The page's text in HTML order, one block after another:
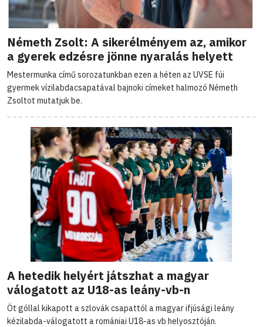
Németh Zsolt: A sikerélményem az, amikor
a gyerek edzésre jönne nyaralás helyett
Mestermunka című sorozatunkban ezen a héten az UVSE fúi
gyermek vízilabdacsapatával bajnoki címeket halmozó Németh
Zsoltot mutatjuk be.
A hetedik helyért játszhat a magyar
válogatott az U18-as leány-vb-n
Öt góllal kikapott a szlovák csapattól a magyar ifjúsági leány
kézilabda-válogatott a romániai U18-as vb helyosztóján.